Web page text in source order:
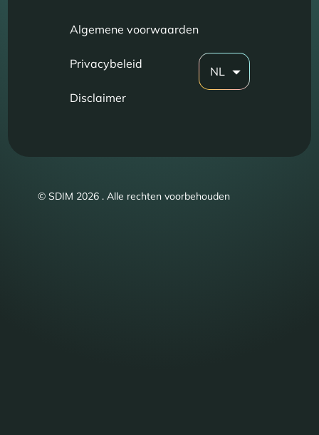
Algemene voorwaarden
Privacybeleid
Disclaimer
NL
© SDIM 2026 . Alle rechten voorbehouden